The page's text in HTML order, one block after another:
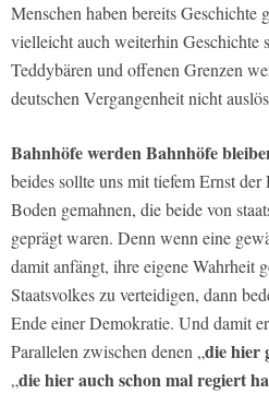
Menschen haben bereits Geschichte
vielleicht auch weiterhin Geschichte
Teddybären und offenen Grenzen
deutschen Vergangenheit nicht
Bahnhöfe werden Bahnhöfe
beides sollte uns mit tiefem Ernst
Boden gemahnen, die beide von
geprägt waren. Denn wenn eine
damit anfängt, ihre eigene Wahrheit
Staatsvolkes zu verteidigen, dann
Ende einer Demokratie. Und damit
Parallelen zwischen denen „die hier
„die hier auch schon mal regiert